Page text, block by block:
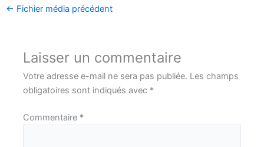
← Fichier média précédent
Laisser un commentaire
Votre adresse e-mail ne sera pas publiée. Les champs
obligatoires sont indiqués avec *
Commentaire *